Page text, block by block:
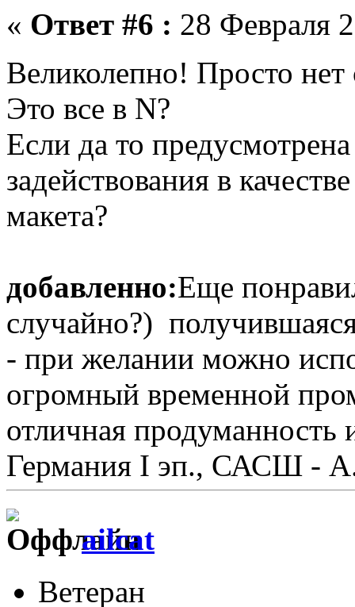
« Ответ #6 : 28 Февраля
Великолепно! Просто
Это все в N?
Если да то
задействования в
макета?
добавленно:Еще
случайно?)
- при желании можно
огромный временной
отличная продуманность
Германия I эп., САСШ -
ailcat
Ветеран